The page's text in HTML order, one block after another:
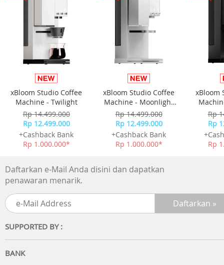
xBloom Studio Coffee
Machine - Twilight
Rp 14.499.000
Rp 12.499.000
+Cashback Bank
Rp 1.000.000*
xBloom Studio Coffee
Machine - Moonlight
White
Rp 14.499.000
Rp 12.499.000
+Cashback Bank
Rp 1.000.000*
xBloom
Rp
Rp
Rp
Daftarkan e-Mail Anda disini dan dapatkan
penawaran menarik.
SUPPORTED BY :
BANK